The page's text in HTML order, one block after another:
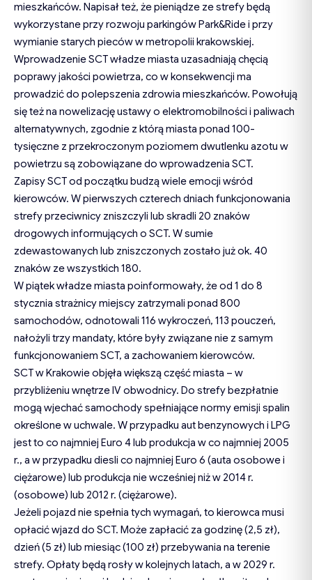
mieszkańców. Napisał też, że pieniądze ze strefy będą
wykorzystane przy rozwoju parkingów Park&Ride i przy
wymianie starych pieców w metropolii krakowskiej.
Wprowadzenie SCT władze miasta uzasadniają chęcią
poprawy jakości powietrza, co w konsekwencji ma
prowadzić do polepszenia zdrowia mieszkańców. Powołują
się też na nowelizację ustawy o elektromobilności i paliwach
alternatywnych, zgodnie z którą miasta ponad 100-
tysięczne z przekroczonym poziomem dwutlenku azotu w
powietrzu są zobowiązane do wprowadzenia SCT.
Zapisy SCT od początku budzą wiele emocji wśród
kierowców. W pierwszych czterech dniach funkcjonowania
strefy przeciwnicy zniszczyli lub skradli 20 znaków
drogowych informujących o SCT. W sumie
zdewastowanych lub zniszczonych zostało już ok. 40
znaków ze wszystkich 180.
W piątek władze miasta poinformowały, że od 1 do 8
stycznia strażnicy miejscy zatrzymali ponad 800
samochodów, odnotowali 116 wykroczeń, 113 pouczeń,
nałożyli trzy mandaty, które były związane nie z samym
funkcjonowaniem SCT, a zachowaniem kierowców.
SCT w Krakowie objęła większą część miasta – w
przybliżeniu wnętrze IV obwodnicy. Do strefy bezpłatnie
mogą wjechać samochody spełniające normy emisji spalin
określone w uchwale. W przypadku aut benzynowych i LPG
jest to co najmniej Euro 4 lub produkcja w co najmniej 2005
r., a w przypadku diesli co najmniej Euro 6 (auta osobowe i
ciężarowe) lub produkcja nie wcześniej niż w 2014 r.
(osobowe) lub 2012 r. (ciężarowe).
Jeżeli pojazd nie spełnia tych wymagań, to kierowca musi
opłacić wjazd do SCT. Może zapłacić za godzinę (2,5 zł),
dzień (5 zł) lub miesiąc (100 zł) przebywania na terenie
strefy. Opłaty będą rosły w kolejnych latach, a w 2029 r.